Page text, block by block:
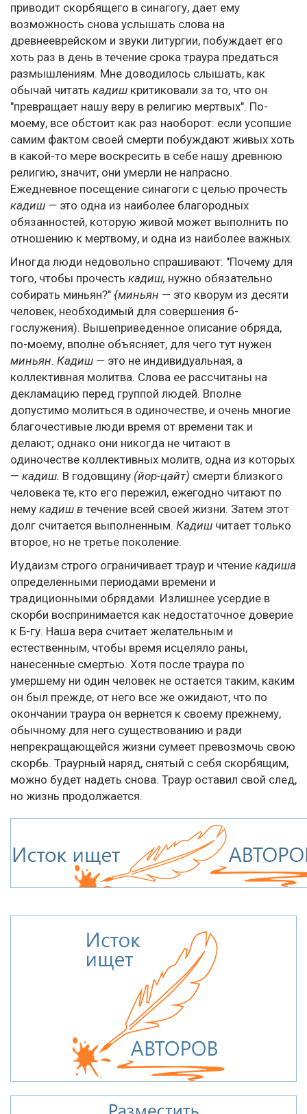
приводит скорбящего в синагогу, дает ему
возможность снова услышать слова на
древнееврейском и звуки литургии, побуждает его
хоть раз в день в течение срока траура предаться
размышлениям. Мне доводилось слышать, как
обычай читать кадиш критиковали за то, что он
"превращает нашу веру в религию мертвых". По-
моему, все обстоит как раз наоборот: если усопшие
самим фактом своей смерти побуждают живых хоть
в какой-то мере воскресить в себе нашу древнюю
религию, значит, они умерли не напрасно.
Ежедневное посещение синагоги с целью прочесть
кадиш — это одна из наиболее благородных
обязанностей, которую живой может выполнить по
отношению к мертвому, и одна из наиболее важных.
Иногда люди недовольно спрашивают: "Почему для
того, чтобы прочесть кадиш, нужно обязательно
собирать миньян?" {миньян — это кворум из десяти
человек, необходимый для совершения б-
гослужения). Вышеприведенное описание обряда,
по-моему, вполне объясняет, для чего тут нужен
миньян. Кадиш — это не индивидуальная, а
коллективная молитва. Слова ее рассчитаны на
декламацию перед группой людей. Вполне
допустимо молиться в одиночестве, и очень многие
благочестивые люди время от времени так и
делают; однако они никогда не читают в
одиночестве коллективных молитв, одна из которых
— кадиш. В годовщину (йор-цайт) смерти близкого
человека те, кто его пережил, ежегодно читают по
нему кадиш в течение всей своей жизни. Затем этот
долг считается выполненным. Кадиш читает только
второе, но не третье поколение.
Иудаизм строго ограничивает траур и чтение кадиша
определенными периодами времени и
традиционными обрядами. Излишнее усердие в
скорби воспринимается как недостаточное доверие
к Б-гу. Наша вера считает желательным и
естественным, чтобы время исцеляло раны,
нанесенные смертью. Хотя после траура по
умершему ни один человек не остается таким, каким
он был прежде, от него все же ожидают, что по
окончании траура он вернется к своему прежнему,
обычному для него существованию и ради
непрекращающейся жизни сумеет превозмочь свою
скорбь. Траурный наряд, снятый с себя скорбящим,
можно будет надеть снова. Траур оставил свой след,
но жизнь продолжается.